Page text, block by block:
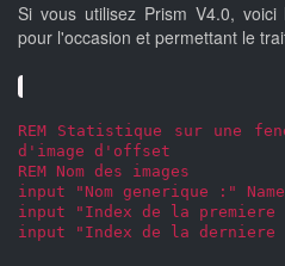
Si vous utilisez Prism V4.0,
pour l'occasion et permettant le
REM Statistique sur une
d'image d'offset
REM Nom des images
input "Nom generique :"
input "Index de la premiere
input "Index de la derniere